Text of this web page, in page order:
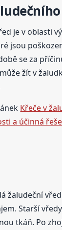
je v oblasti
jsou
se za
žít v
Křeče v
a účinná
žaludeční
Starší
tkáň. Po